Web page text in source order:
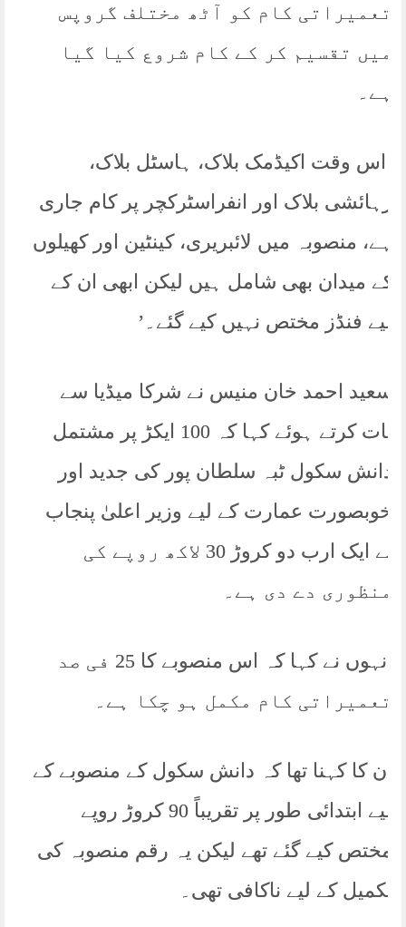
تعمیراتی کام کو آٹھ مختلف گروپس
میں تقسیم کر کے کام شروع کیا گیا
ہے۔
‘اس وقت اکیڈمک بلاک، ہاسٹل بلاک،
رہائشی بلاک اور انفراسٹرکچر پر کام جاری
ہے، منصوبہ میں لائبریری، کینٹین اور کھیلوں
کے میدان بھی شامل ہیں لیکن ابھی ان کے
لیے فنڈز مختص نہیں کیے گئے۔’
سعید احمد خان منیس نے شرکا میڈیا سے
بات کرتے ہوئے کہا کہ 100 ایکڑ پر مشتمل
دانش سکول ٹبہ سلطان پور کی جدید اور
خوبصورت عمارت کے لیے وزیر اعلیٰ پنجاب
نے ایک ارب دو کروڑ 30 لاکھ روپے کی
منظوری دے دی ہے۔
انہوں نے کہا کہ اس منصوبے کا 25 فی صد
تعمیراتی کام مکمل ہو چکا ہے۔
ان کا کہنا تھا کہ دانش سکول کے منصوبے کے
لیے ابتدائی طور پر تقریباً 90 کروڑ روپے
مختص کیے گئے تھے لیکن یہ رقم منصوبہ کی
تکمیل کے لیے ناکافی تھی۔